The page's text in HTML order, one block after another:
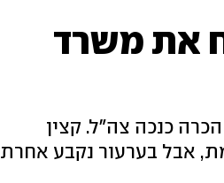
את משרד
כנכה צה"ל. קצין
אבל בערעור נקבע אחרת